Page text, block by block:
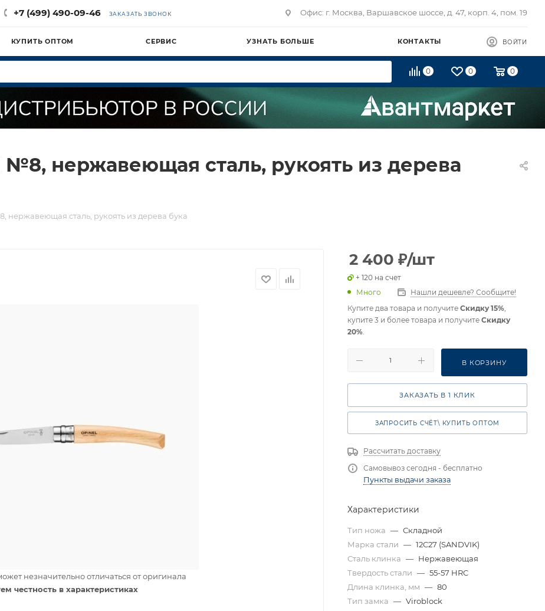
+7 (499) 490-09-46 ЗАКАЗАТЬ ЗВОНОК Офис: г. Москва, Варшавское шоссе, д. 47, корп. 4, пом. 19
КУПИТЬ ОПТОМ СЕРВИС УЗНАТЬ БОЛЬШЕ КОНТАКТЫ ВОЙТИ
0 0 0
нержавеющая сталь, рукоять из дерева
сталь, рукоять из дерева бука
незначительно отличаться от оригинала
честность в характеристиках
2 400 ₽/шт
+ 120 на счет
Много
Нашли дешевле? Сообщите!
Купите два товара и получите Скидку 15%,
купите 3 и более товара и получите Скидку
20%.
В КОРЗИНУ
ЗАКАЗАТЬ В 1 КЛИК
ЗАПРОСИТЬ СЧЁТ\ КУПИТЬ ОПТОМ
Рассчитать доставку
Самовывоз сегодня - бесплатно
Пункты выдачи заказа
Характеристики
Тип ножа — Складной
Марка стали — 12C27 (SANDVIK)
Сталь клинка — Нержавеющая
Твердость стали — 55-57 HRC
Длина клинка, мм — 80
Тип замка — Viroblock